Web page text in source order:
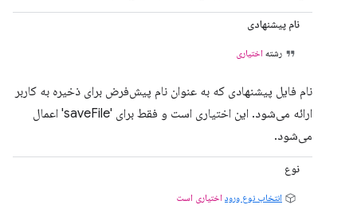
نام پیشنهادی
رشته اختیاری
نام فایل پیشنهادی که به عنوان نام پیش‌فرض برای ذخیره به کاربر
ارائه می‌شود. این اختیاری است و فقط برای 'saveFile' اعمال
می‌شود.
نوع
انتخاب نوع ورود اختیاری است